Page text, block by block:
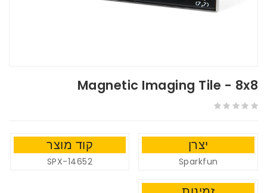
Magnetic Imaging Tile - 8x8
יצרן
Sparkfun
קוד מוצר
SPX-14652